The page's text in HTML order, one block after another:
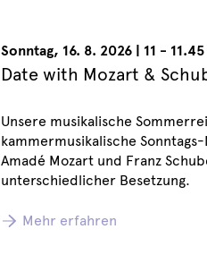
Sonntag, 16. 8. 2026| 11 -
Date with Mozart &
Unsere musikalische
kammermusikalische
Amadé Mozart und Franz
unterschiedlicher Besetzung.
Mehr erfahren